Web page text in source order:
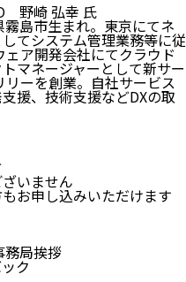
野崎 弘幸 氏
霧島市生まれ。東京にてネ
てシステム管理業務等に従
ア開発会社にてクラウド
マネージャーとして新サー
ーを創業。自社サービス
援、技術支援などDXの取
いません
お申し込みいただけます
務局挨拶
ク